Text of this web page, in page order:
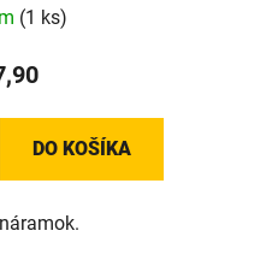
(1 ks)
DO KOŠÍKA